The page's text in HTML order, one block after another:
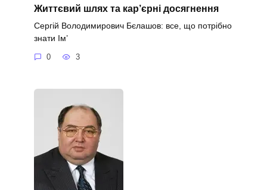
Життєвий шлях та кар’єрні досягнення
Сергій Володимирович Бєлашов: все, що потрібно
знати Ім’
0 3